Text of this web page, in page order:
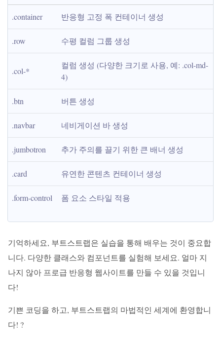
.container 반응형 고정 폭 컨테이너 생성
.row 수평 컬럼 그룹 생성
.col-*
컬럼 생성 (다양한 크기로 사용, 예: .col-md-
4)
.btn 버튼 생성
.navbar 네비게이션 바 생성
.jumbotron 추가 주의를 끌기 위한 큰 배너 생성
.card 유연한 콘텐츠 컨테이너 생성
.form-control 폼 요소 스타일 적용
기억하세요, 부트스트랩은 실습을 통해 배우는 것이 중요합
니다. 다양한 클래스와 컴포넌트를 실험해 보세요. 얼마 지
나지 않아 프로급 반응형 웹사이트를 만들 수 있을 것입니
다!
기쁜 코딩을 하고, 부트스트랩의 마법적인 세계에 환영합니
다! ?